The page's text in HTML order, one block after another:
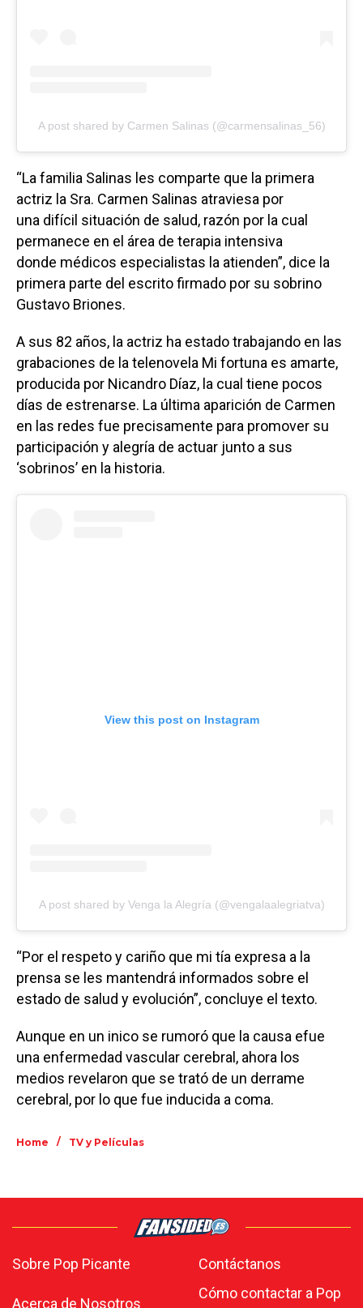
A post shared by Carmen Salinas (@carmensalinas_56)
“La familia Salinas les comparte que la primera
actriz la Sra. Carmen Salinas atraviesa por
una difícil situación de salud, razón por la cual
permanece en el área de terapia intensiva
donde médicos especialistas la atienden”, dice la
primera parte del escrito firmado por su sobrino
Gustavo Briones.
A sus 82 años, la actriz ha estado trabajando en las
grabaciones de la telenovela Mi fortuna es amarte,
producida por Nicandro Díaz, la cual tiene pocos
días de estrenarse. La última aparición de Carmen
en las redes fue precisamente para promover su
participación y alegría de actuar junto a sus
‘sobrinos’ en la historia.
View this post on Instagram
A post shared by Venga la Alegría (@vengalaalegriatva)
“Por el respeto y cariño que mi tía expresa a la
prensa se les mantendrá informados sobre el
estado de salud y evolución”, concluye el texto.
Aunque en un inico se rumoró que la causa efue
una enfermedad vascular cerebral, ahora los
medios revelaron que se trató de un derrame
cerebral, por lo que fue inducida a coma.
Home / TV y Películas
Sobre Pop Picante Contáctanos
Acerca de Nosotros
Cómo contactar a Pop